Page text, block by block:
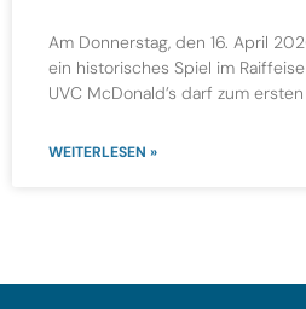
Am Donnerstag, den 16. April
ein historisches Spiel im
UVC McDonald’s darf zum
WEITERLESEN »